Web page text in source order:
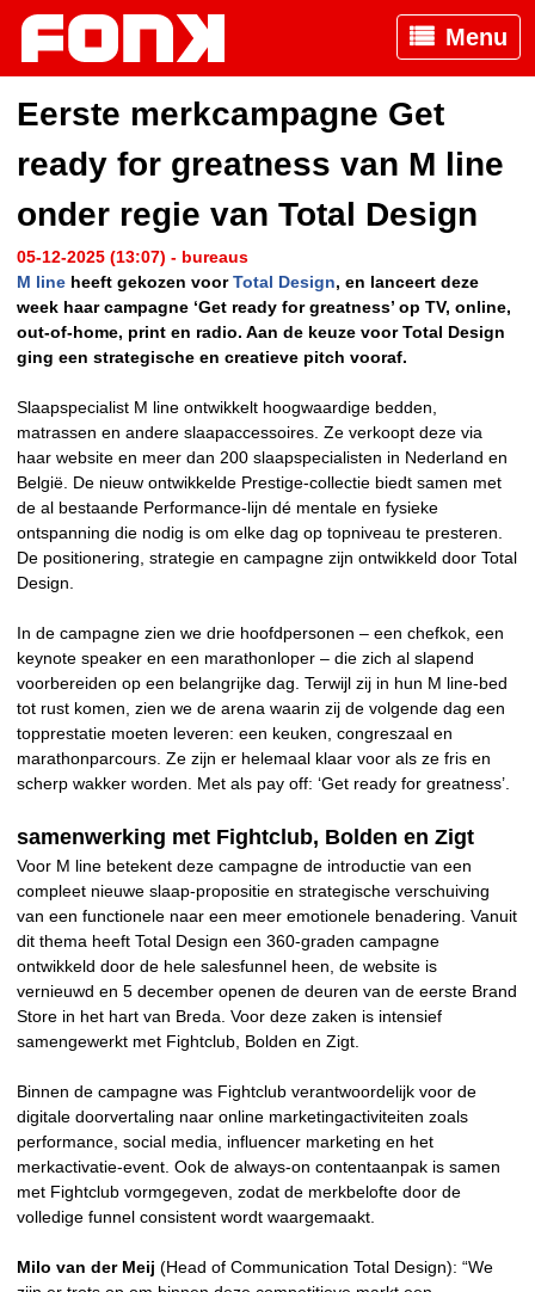
Menu
Eerste merkcampagne Get
ready for greatness van M line
onder regie van Total Design
05-12-2025 (13:07) - bureaus
M line heeft gekozen voorTotal Design, en lanceert deze
week haar campagne ‘Get ready for greatness’ op TV, online,
out-of-home, print en radio. Aan de keuze voor Total Design
ging een strategische en creatieve pitch vooraf.
Slaapspecialist M line ontwikkelt hoogwaardige bedden,
matrassen en andere slaapaccessoires. Ze verkoopt deze via
haar website en meer dan 200 slaapspecialisten in Nederland en
België. De nieuw ontwikkelde Prestige-collectie biedt samen met
de al bestaande Performance-lijn dé mentale en fysieke
ontspanning die nodig is om elke dag op topniveau te presteren.
De positionering, strategie en campagne zijn ontwikkeld door Total
Design.
In de campagne zien we drie hoofdpersonen – een chefkok, een
keynote speaker en een marathonloper – die zich al slapend
voorbereiden op een belangrijke dag. Terwijl zij in hun M line-bed
tot rust komen, zien we de arena waarin zij de volgende dag een
topprestatie moeten leveren: een keuken, congreszaal en
marathonparcours. Ze zijn er helemaal klaar voor als ze fris en
scherp wakker worden. Met als pay off: ‘Get ready for greatness’.
samenwerking met Fightclub, Bolden en Zigt
Voor M line betekent deze campagne de introductie van een
compleet nieuwe slaap-propositie en strategische verschuiving
van een functionele naar een meer emotionele benadering. Vanuit
dit thema heeft Total Design een 360-graden campagne
ontwikkeld door de hele salesfunnel heen, de website is
vernieuwd en 5 december openen de deuren van de eerste Brand
Store in het hart van Breda. Voor deze zaken is intensief
samengewerkt met Fightclub, Bolden en Zigt.
Binnen de campagne was Fightclub verantwoordelijk voor de
digitale doorvertaling naar online marketingactiviteiten zoals
performance, social media, influencer marketing en het
merkactivatie-event. Ook de always-on contentaanpak is samen
met Fightclub vormgegeven, zodat de merkbelofte door de
volledige funnel consistent wordt waargemaakt.
Milo van der Meij (Head of Communication Total Design): “We